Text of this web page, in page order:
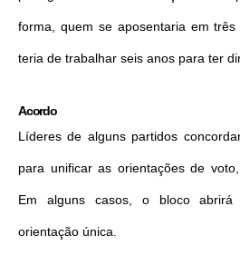
forma, quem se aposentaria em
teria de trabalhar seis anos para ter
Acordo
Líderes de alguns partidos
para unificar as orientações de
Em alguns casos, o bloco
orientação única.